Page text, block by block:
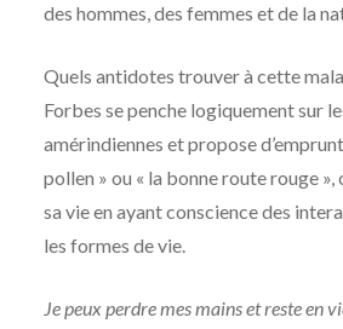
des hommes, des femmes et de la
Quels antidotes trouver à cette
Forbes se penche logiquement sur
amérindiennes et propose
pollen » ou « la bonne route rouge »,
sa vie en ayant conscience des
les formes de vie.
Je peux perdre mes mains et reste en